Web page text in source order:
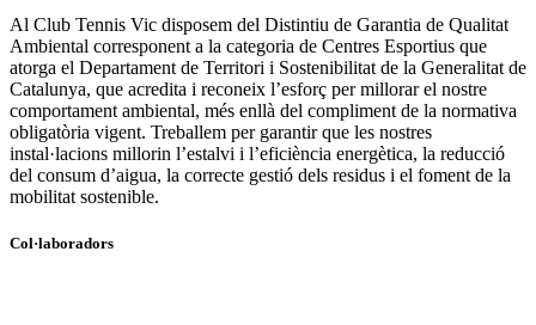
Al Club Tennis Vic disposem del Distintiu de Garantia de Qualitat
Ambiental corresponent a la categoria de Centres Esportius que
atorga el Departament de Territori i Sostenibilitat de la Generalitat de
Catalunya, que acredita i reconeix l’esforç per millorar el nostre
comportament ambiental, més enllà del compliment de la normativa
obligatòria vigent. Treballem per garantir que les nostres
instal·lacions millorin l’estalvi i l’eficiència energètica, la reducció
del consum d’aigua, la correcte gestió dels residus i el foment de la
mobilitat sostenible.
Col·laboradors